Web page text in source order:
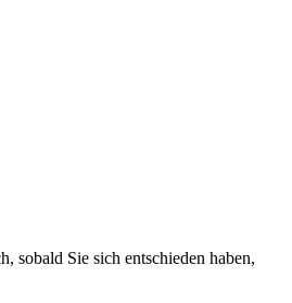
sobald Sie sich entschieden haben,